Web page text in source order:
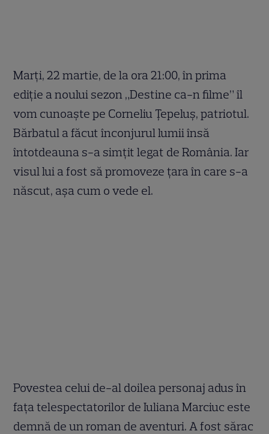
Marţi, 22 martie, de la ora 21:00, în prima
ediție a noului sezon „Destine ca-n filme” îl
vom cunoaște pe Corneliu Ţepeluş, patriotul.
Bărbatul a făcut înconjurul lumii însă
întotdeauna s-a simţit legat de România. Iar
visul lui a fost să promoveze țara în care s-a
născut, aşa cum o vede el.
Povestea celui de-al doilea personaj adus în
fața telespectatorilor de Iuliana Marciuc este
demnă de un roman de aventuri. A fost sărac